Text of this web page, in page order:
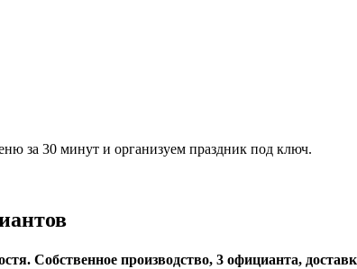
за 30 минут и организуем праздник под ключ.
Собственное производство, 3 официанта,